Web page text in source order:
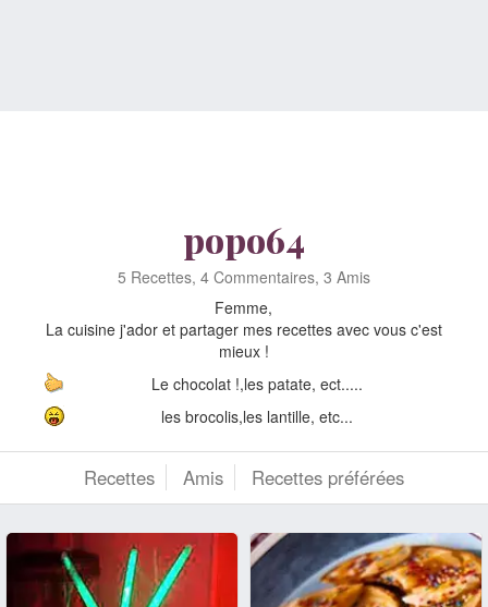
popo64
5 Recettes, 4 Commentaires, 3 Amis
Femme,
La cuisine j'ador et partager mes recettes avec vous c'est
mieux !
Le chocolat !,les patate, ect.....
les brocolis,les lantille, etc...
Recettes Amis Recettes préférées